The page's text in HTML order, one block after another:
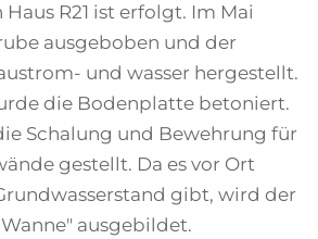
R21 ist erfolgt. Im Mai
ausgeboben und der
und wasser hergestellt.
die Bodenplatte betoniert.
Schalung und Bewehrung für
gestellt. Da es vor Ort
gibt, wird der
ausgebildet.